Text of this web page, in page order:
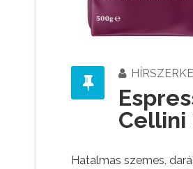
Cellini
Hatalmas szemes,